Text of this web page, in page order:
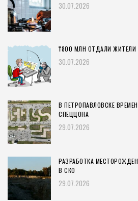
30.07.2026
₸800 МЛН ОТДАЛИ ЖИТЕЛИ
30.07.2026
В ПЕТРОПАВЛОВСКЕ
СПЕЦЦОНА
29.07.2026
РАЗРАБОТКА
В СКО
29.07.2026